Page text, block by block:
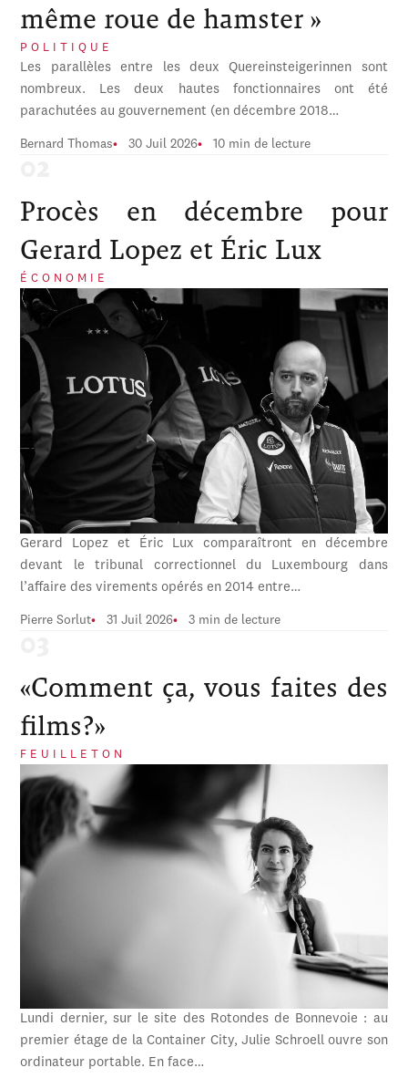
même roue de hamster »
POLITIQUE
Les parallèles entre les deux Quereinsteigerinnen sont
nombreux. Les deux hautes fonctionnaires ont été
parachutées au gouvernement (en décembre 2018…
Bernard Thomas 30 Juil 2026 10 min de lecture
Procès en décembre pour
Gerard Lopez et Éric Lux
ÉCONOMIE
Gerard Lopez et Éric Lux comparaîtront en décembre
devant le tribunal correctionnel du Luxembourg dans
l’affaire des virements opérés en 2014 entre…
Pierre Sorlut 31 Juil 2026 3 min de lecture
«Comment ça, vous faites des
films?»
FEUILLETON
Lundi dernier, sur le site des Rotondes de Bonnevoie : au
premier étage de la Container City, Julie Schroell ouvre son
ordinateur portable. En face…